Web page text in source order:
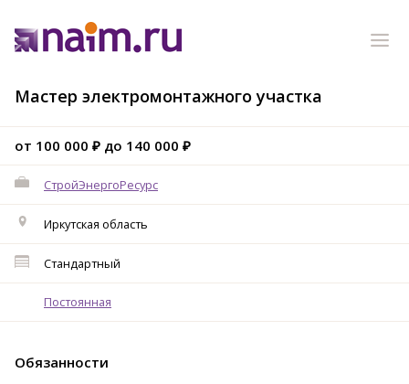
Мастер электромонтажного участка
от 100 000 ₽ до 140 000 ₽
СтройЭнергоРесурс
Иркутская область
Стандартный
Постоянная
Обязанности